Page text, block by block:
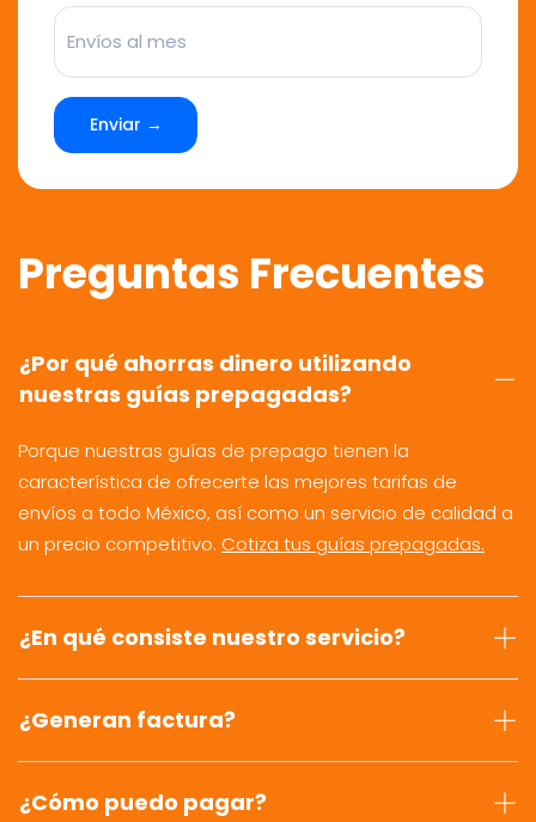
Enviar →
Preguntas Frecuentes
¿Por qué ahorras dinero utilizando
nuestras guías prepagadas?
Porque nuestras guías de prepago tienen la
característica de ofrecerte las mejores tarifas de
envíos a todo México, así como un servicio de calidad a
un precio competitivo. Cotiza tus guías prepagadas.
¿En qué consiste nuestro servicio?
¿Generan factura?
¿Cómo puedo pagar?